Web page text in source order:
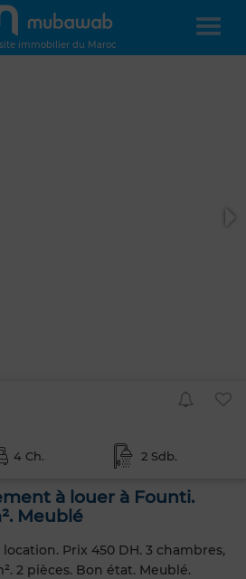
site immobilier du Maroc
4 Ch. 2 Sdb.
à louer à Founti.
Meublé
Prix 450 DH. 3 chambres,
2 pièces. Bon état. Meublé.